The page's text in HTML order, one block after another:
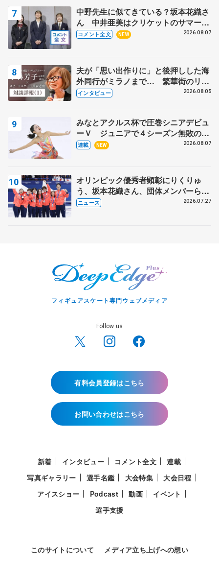
中野先生に似てきている？坂本花織さ
ん 中井亜美はクリケットのサマーキ
ャンプに 島田麻央はたくさん試合に
コメント全文 NEW 2026.08.07
夫が「思い出作りに」と後押しした海
外同行がミラノまで… 繁華街のリン
クでは不良のお兄さんも味方に 小林
インタビュー 2026.08.05
みなとアクルス杯で圧巻シニアデビュ
ーＶ ジュニアで４シーズン無敗の島
田麻央
連載 NEW 2026.08.07
オリンピック優秀者顕彰にりくりゅ
う、坂本花織さん、団体メンバーら
8月7日に文科省が表彰式、ブルーノ・
ニュース 2026.07.27
フィギュアスケート専門ウェブメディア
Follow us
有料会員登録はこちら
お問い合わせはこちら
新着 インタビュー コメント全文
連載
写真ギャラリー
選手名鑑 大会特集
大会日程
アイスショー
Podcast 動画
イベント
選手支援
このサイトについて メディア立ち上げへの想い